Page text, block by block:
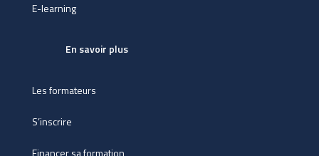
E-learning
En savoir plus
Les formateurs
S’inscrire
Financer sa formation